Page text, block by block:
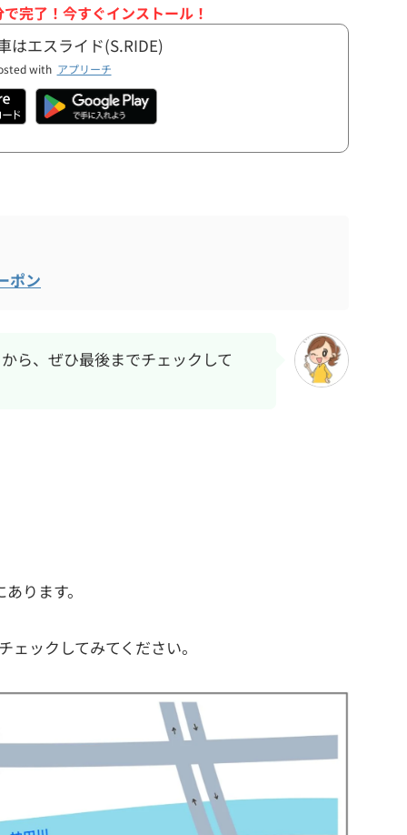
完了！今すぐインストール！
はエスライド(S.RIDE)
with アプリーチ
ポン
ら、ぜひ最後までチェックして
ります。
ックしてみてください。